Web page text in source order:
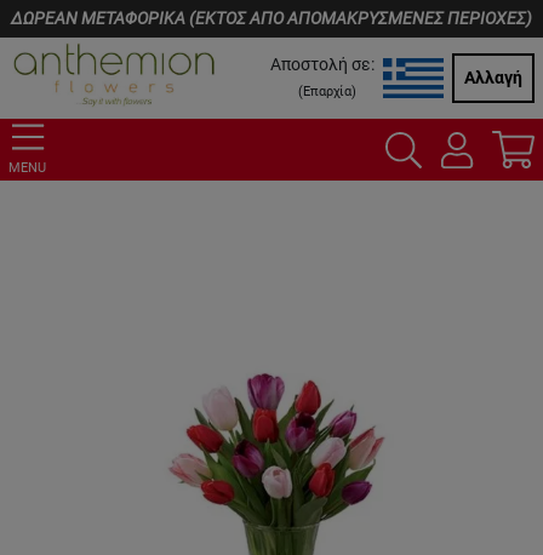
ΔΩΡΕΑΝ ΜΕΤΑΦΟΡΙΚΑ (ΕΚΤΟΣ ΑΠΟ ΑΠΟΜΑΚΡΥΣΜΕΝΕΣ ΠΕΡΙΟΧΕΣ)
Αποστολή σε:
( Επαρχία)
Αλλαγή
MENU